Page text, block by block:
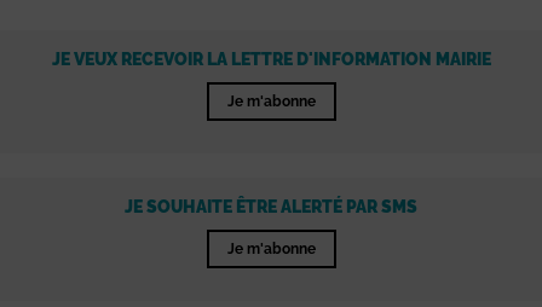
JE VEUX RECEVOIR LA LETTRE D'INFORMATION MAIRIE
Je m'abonne
JE SOUHAITE ÊTRE ALERTÉ PAR SMS
Je m'abonne